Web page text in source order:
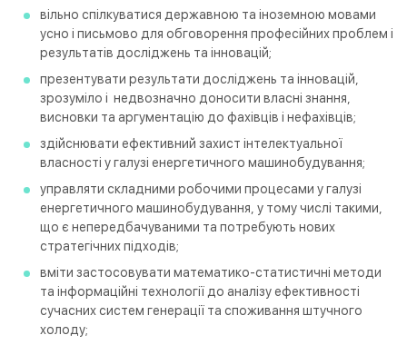
вільно спілкуватися державною та іноземною мовами
усно і письмово для обговорення професійних проблем і
результатів досліджень та інновацій;
презентувати результати досліджень та інновацій,
зрозуміло і недвозначно доносити власні знання,
висновки та аргументацію до фахівців і нефахівців;
здійснювати ефективний захист інтелектуальної
власності у галузі енергетичного машинобудування;
управляти складними робочими процесами у галузі
енергетичного машинобудування, у тому числі такими,
що є непередбачуваними та потребують нових
стратегічних підходів;
вміти застосовувати математико-статистичні методи
та інформаційні технології до аналізу ефективності
сучасних систем генерації та споживання штучного
холоду;